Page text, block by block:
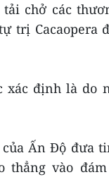
chở các
trị Cacaopera
xác định là do
Ấn Độ đưa
thẳng vào